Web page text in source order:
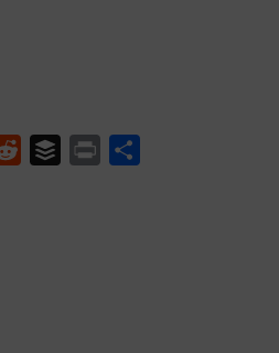
Reddit Buffer Print